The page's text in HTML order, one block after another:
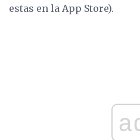
estas en la App Store).